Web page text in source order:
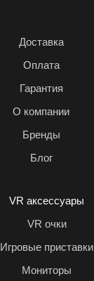
Доставка
Оплата
Гарантия
О компании
Бренды
Блог
VR аксессуары
VR очки
Игровые приставки
Мониторы